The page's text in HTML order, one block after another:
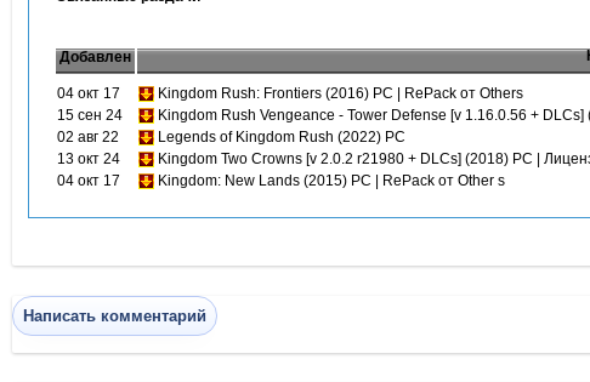
Добавлен
04 окт 17 Kingdom Rush: Frontiers (2016) PC | RePack от Others
15 сен 24
Kingdom Rush Vengeance - Tower Defense [v 1.16.0.56 +
02 авг 22
Legends of Kingdom Rush (2022) PC
13 окт 24
Kingdom Two Crowns [v 2.0.2 r21980 + DLCs] (2018) PC |
04 окт 17
Kingdom: New Lands (2015) PC | RePack от Other s
Написать комментарий